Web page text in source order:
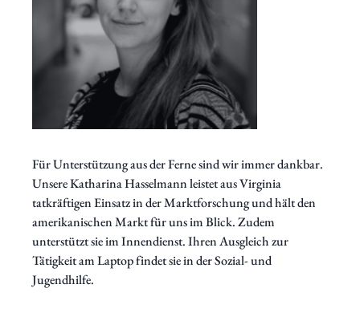
Für Unterstützung aus der Ferne sind wir immer dankbar.
Unsere Katharina Hasselmann leistet aus Virginia
tatkräftigen Einsatz in der Marktforschung und hält den
amerikanischen Markt für uns im Blick. Zudem
unterstützt sie im Innendienst. Ihren Ausgleich zur
Tätigkeit am Laptop findet sie in der Sozial- und
Jugendhilfe.